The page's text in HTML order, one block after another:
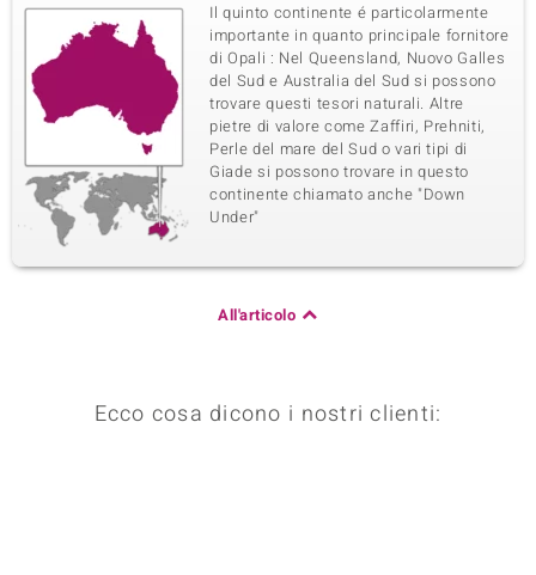
Il quinto continente é particolarmente
importante in quanto principale fornitore
di Opali : Nel Queensland, Nuovo Galles
del Sud e Australia del Sud si possono
trovare questi tesori naturali. Altre
pietre di valore come Zaffiri, Prehniti,
Perle del mare del Sud o vari tipi di
Giade si possono trovare in questo
continente chiamato anche "Down
Under"
All'articolo
Ecco cosa dicono i nostri clienti: